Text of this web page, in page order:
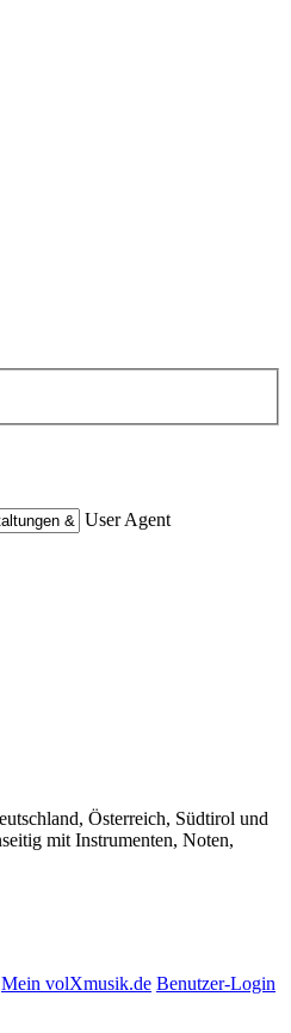
User Agent
Österreich, Südtirol und
mit Instrumenten, Noten,
Mein volXmusik.de Benutzer-Login